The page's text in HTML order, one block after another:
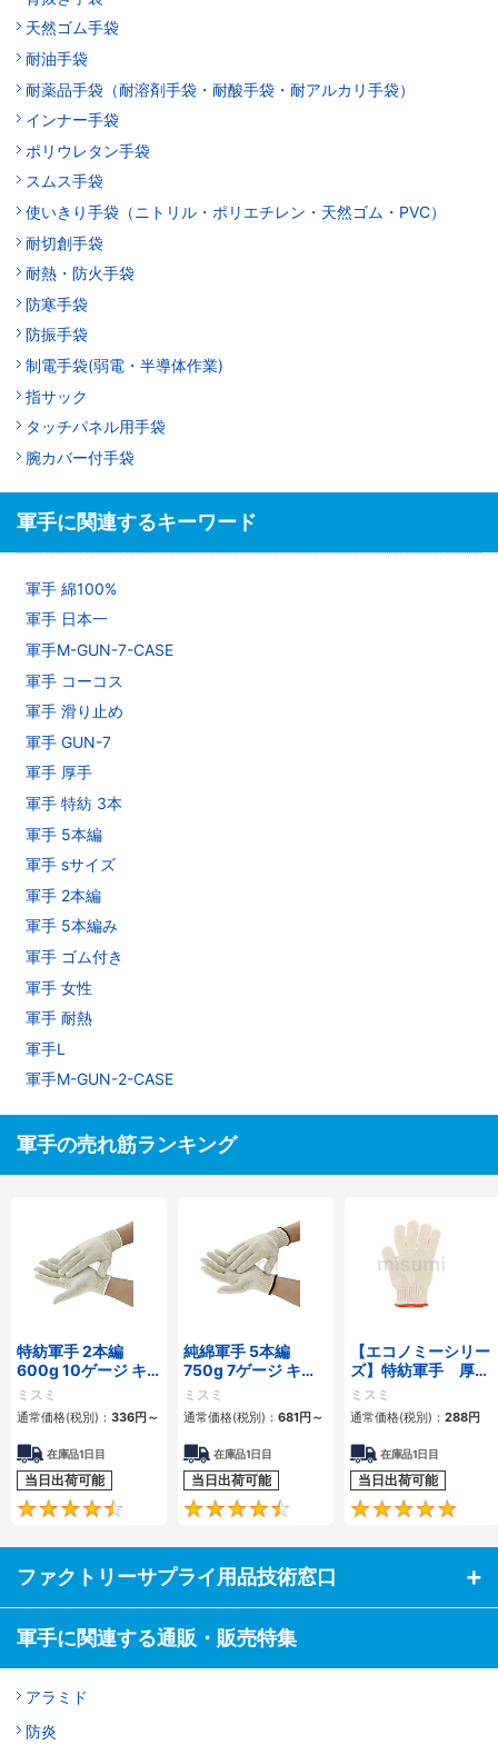
天然ゴム手袋
耐油手袋
耐薬品手袋（耐溶剤手袋・耐酸手袋・耐アルカリ手袋）
インナー手袋
ポリウレタン手袋
スムス手袋
使いきり手袋（ニトリル・ポリエチレン・天然ゴム・PVC）
耐切創手袋
耐熱・防火手袋
防寒手袋
防振手袋
制電手袋(弱電・半導体作業)
指サック
タッチパネル用手袋
腕カバー付手袋
軍手に関連するキーワード
軍手 綿100%
軍手 日本一
軍手M-GUN-7-CASE
軍手 コーコス
軍手 滑り止め
軍手 GUN-7
軍手 厚手
軍手 特紡 3本
軍手 5本編
軍手 sサイズ
軍手 2本編
軍手 5本編み
軍手 ゴム付き
軍手 女性
軍手 耐熱
軍手L
軍手M-GUN-2-CASE
軍手の売れ筋ランキング
特紡軍手 2本編
600g 10ゲージ キ
ナリ
ミスミ
通常価格(税別)： 336円 ～
在庫品1日目
当日出荷可能
4.7
純綿軍手 5本編
750g 7ゲージ キナ
リ
ミスミ
通常価格(税別)： 681円 ～
在庫品1日目
当日出荷可能
4.5
【エコノミーシリー
ズ】特紡軍手 厚手
７ゲージ ７００ｇ
ミスミ
通常価格(税別)： 288円
在庫品1日目
当日出荷可能
ファクトリーサプライ用品技術窓口
軍手に関連する通販・販売特集
アラミド
防炎